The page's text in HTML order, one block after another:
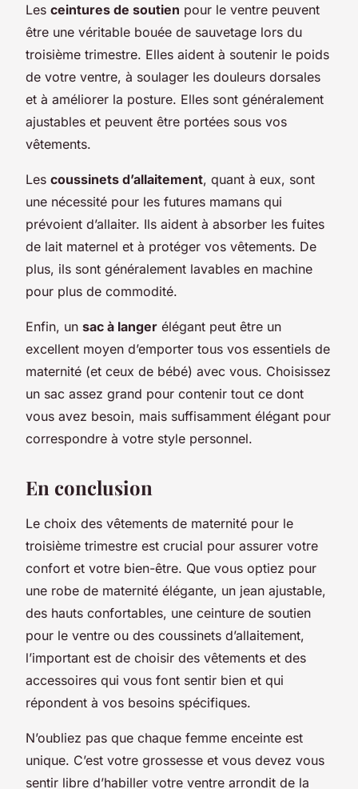
Les ceintures de soutien pour le ventre peuvent
être une véritable bouée de sauvetage lors du
troisième trimestre. Elles aident à soutenir le poids
de votre ventre, à soulager les douleurs dorsales
et à améliorer la posture. Elles sont généralement
ajustables et peuvent être portées sous vos
vêtements.
Les coussinets d’allaitement, quant à eux, sont
une nécessité pour les futures mamans qui
prévoient d’allaiter. Ils aident à absorber les fuites
de lait maternel et à protéger vos vêtements. De
plus, ils sont généralement lavables en machine
pour plus de commodité.
Enfin, un sac à langer élégant peut être un
excellent moyen d’emporter tous vos essentiels de
maternité (et ceux de bébé) avec vous. Choisissez
un sac assez grand pour contenir tout ce dont
vous avez besoin, mais suffisamment élégant pour
correspondre à votre style personnel.
En conclusion
Le choix des vêtements de maternité pour le
troisième trimestre est crucial pour assurer votre
confort et votre bien-être. Que vous optiez pour
une robe de maternité élégante, un jean ajustable,
des hauts confortables, une ceinture de soutien
pour le ventre ou des coussinets d’allaitement,
l’important est de choisir des vêtements et des
accessoires qui vous font sentir bien et qui
répondent à vos besoins spécifiques.
N’oubliez pas que chaque femme enceinte est
unique. C’est votre grossesse et vous devez vous
sentir libre d’habiller votre ventre arrondit de la